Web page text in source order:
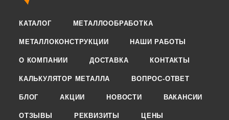
КАТАЛОГ МЕТАЛЛООБРАБОТКА
МЕТАЛЛОКОНСТРУКЦИИ НАШИ РАБОТЫ
О КОМПАНИИ ДОСТАВКА КОНТАКТЫ
КАЛЬКУЛЯТОР МЕТАЛЛА ВОПРОС-ОТВЕТ
БЛОГ АКЦИИ НОВОСТИ ВАКАНСИИ
ОТЗЫВЫ РЕКВИЗИТЫ ЦЕНЫ